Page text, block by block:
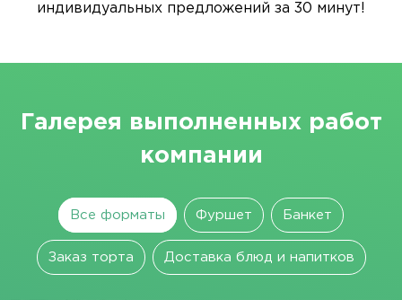
индивидуальных предложений за 30 минут!
Галерея выполненных работ
компании
Все форматы Фуршет Банкет
Заказ торта Доставка блюд и напитков